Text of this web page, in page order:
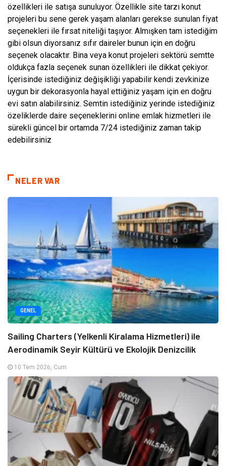
özellikleri ile satışa sunuluyor. Özellikle site tarzı konut
projeleri bu sene gerek yaşam alanları gerekse sunulan fiyat
seçenekleri ile fırsat niteliği taşıyor. Almışken tam istediğim
gibi olsun diyorsanız sıfır daireler bunun için en doğru
seçenek olacaktır. Bina veya konut projeleri sektörü semtte
oldukça fazla seçenek sunan özellikleri ile dikkat çekiyor.
İçerisinde istediğiniz değişikliği yapabilir kendi zevkinize
uygun bir dekorasyonla hayal ettiğiniz yaşam için en doğru
evi satın alabilirsiniz. Semtin istediğiniz yerinde istediğiniz
özeliklerde daire seçeneklerini online emlak hizmetleri ile
sürekli güncel bir ortamda 7/24 istediğiniz zaman takip
edebilirsiniz
NELER VAR
GENEL
Sailing Charters (Yelkenli Kiralama Hizmetleri) ile
Aerodinamik Seyir Kültürü ve Ekolojik Denizcilik
10 Tem 2026, Cum